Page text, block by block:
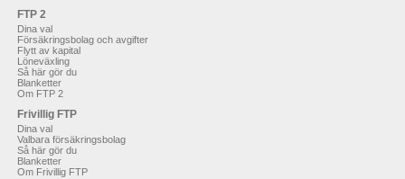
FTP 2
Dina val
Försäkringsbolag och avgifter
Flytt av kapital
Löneväxling
Så här gör du
Blanketter
Om FTP 2
Frivillig FTP
Dina val
Valbara försäkringsbolag
Så här gör du
Blanketter
Om Frivillig FTP